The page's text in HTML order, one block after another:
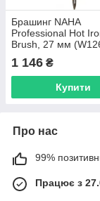
Брашинг NAHA
Professional Hot
Brush, 27 мм
1 146 ₴
Купити
Про нас
99%
Працює з